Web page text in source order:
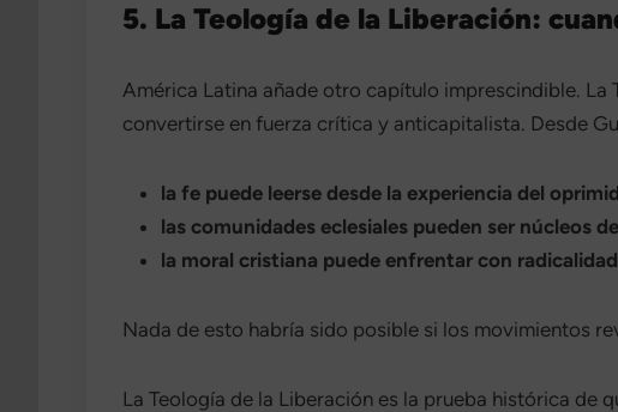
5. La Teología de la Liberación:
América Latina añade otro capítulo imprescindible.
convertirse en fuerza crítica y anticapitalista. Desde
la fe puede leerse desde la experiencia del
las comunidades eclesiales pueden ser núcleos
la moral cristiana puede enfrentar con
Nada de esto habría sido posible si los movimientos
La Teología de la Liberación es la prueba histórica de